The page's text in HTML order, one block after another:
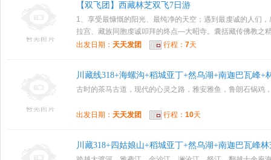
【双飞团】西藏林芝双飞7日游
1、享受最慷慨的阳光、最纯净的天空；遇到最虔诚的人们
拉宫、藏族同胞虔诚叩拜的终点—大昭寺。囊括藏传佛教之
出发日期： 天天发团 行程： 7天
川藏线318+海螺沟+稻城亚丁+然乌湖+南迦巴瓦峰+
古时的茶马古道，现代的心灵之路，雅安雅鱼，鲁朗石锅鸡
出发日期： 天天发团 行程： 10天
川藏318+四姑娘山+稻城亚丁+然乌湖+南迦巴瓦峰